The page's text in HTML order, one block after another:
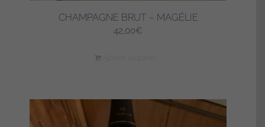
CHAMPAGNE BRUT – MAGÉLIE
42,00€